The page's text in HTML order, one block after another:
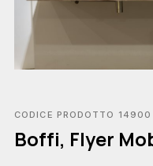
CODICE PRODOTTO 14900
Boffi, Flyer